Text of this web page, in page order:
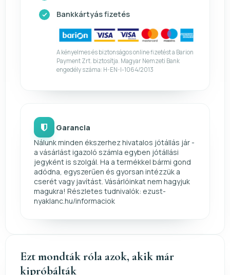
Bankkártyás fizetés
A kényelmes és biztonságos online fizetést a Barion
Payment Zrt. biztosítja. Magyar Nemzeti Bank
engedély száma: H-EN-I-1064/2013
Garancia
Nálunk minden ékszerhez hivatalos jótállás jár -
a vásárlást igazoló számla egyben jótállási
jegyként is szolgál. Ha a termékkel bármi gond
adódna, egyszerűen és gyorsan intézzük a
cserét vagy javítást. Vásárlóinkat nem hagyjuk
magukra! Részletes tudnivalók: ezust-
nyaklanc.hu/informaciok
Ezt mondták róla azok, akik már
kipróbálták